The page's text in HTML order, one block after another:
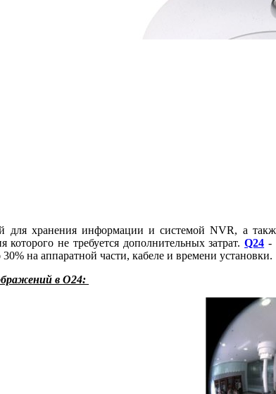
для хранения информации и системой NVR, а
которого не требуется дополнительных затрат.Q24 -
30% на аппаратной части, кабеле и времени установки.
в O24: